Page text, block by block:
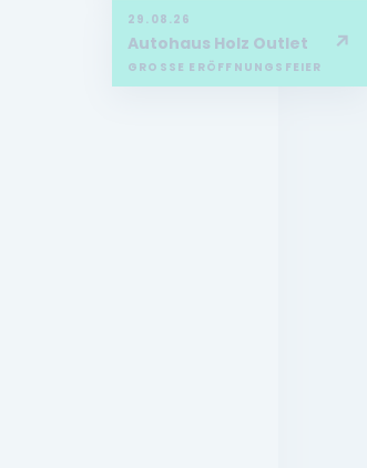
29.08.26
Autohaus Holz Outlet
GROSSE ERÖFFNUNGSFEIER
↗